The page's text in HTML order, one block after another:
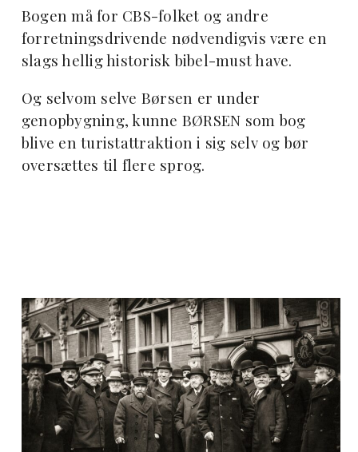
Bogen må for CBS-folket og andre
forretningsdrivende nødvendigvis være en
slags hellig historisk bibel-must have.
Og selvom selve Børsen er under
genopbygning, kunne BØRSEN som bog
blive en turistattraktion i sig selv og bør
oversættes til flere sprog.